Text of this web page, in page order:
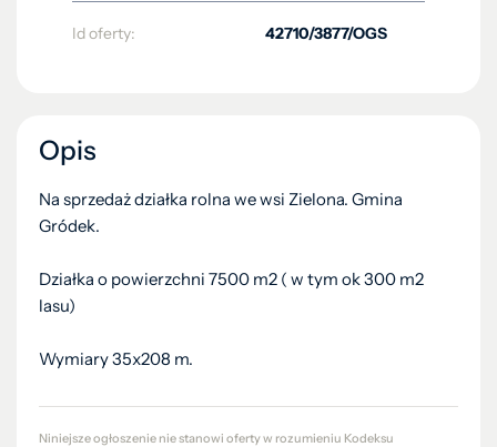
Id oferty: 42710/3877/OGS
Opis
Na sprzedaż działka rolna we wsi Zielona. Gmina
Gródek.
Działka o powierzchni 7500 m2 ( w tym ok 300 m2
lasu)
Wymiary 35x208 m.
Niniejsze ogłoszenie nie stanowi oferty w rozumieniu Kodeksu